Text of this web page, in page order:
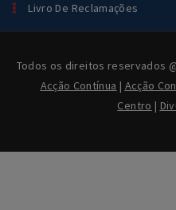
Livro De Reclamações
Todos os direitos reservados
Acção Contínua | Acção
Centro |